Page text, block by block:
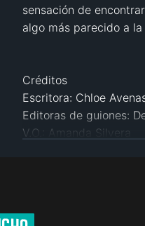
sensación de
algo más parecido a
Créditos
Escritora: Chloe
Editoras de guiones:
V.O.: Amanda Silvera